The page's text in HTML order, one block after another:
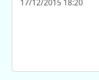
17/12/2015 18:20